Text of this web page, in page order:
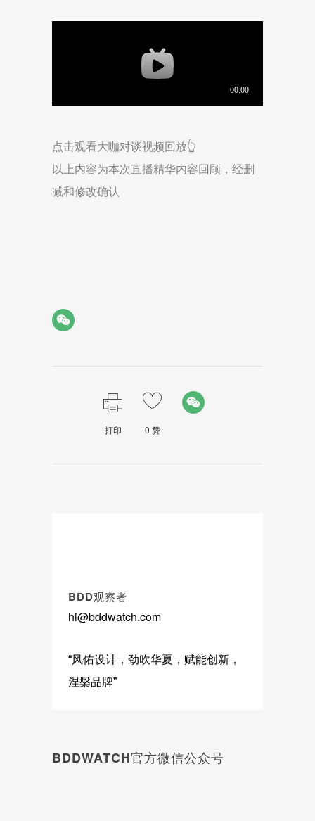
点击观看大咖对谈视频回放👆
以上内容为本次直播精华内容回顾，经删
减和修改确认
打印 0 赞
BDD观察者
hi@bddwatch.com
“风佑设计，劲吹华夏，赋能创新，
涅槃品牌”
BDDWATCH官方微信公众号